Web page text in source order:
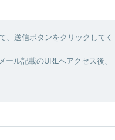
、送信ボタンをクリックしてく
ル記載のURLへアクセス後、